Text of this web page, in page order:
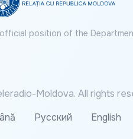
position of the
Moldova. All rights
Русский English